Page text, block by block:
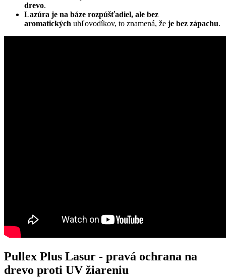
drevo.
Lazúra je na báze rozpúšťadiel, ale bez
aromatických uhľovodíkov, to znamená, že je bez zápachu.
Pullex Plus Lasur - pravá ochrana na
drevo proti UV žiareniu